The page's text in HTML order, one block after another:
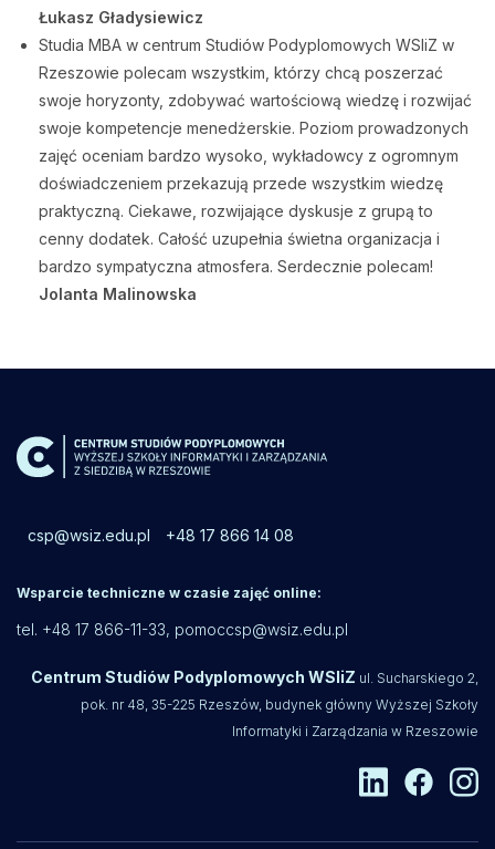
Łukasz Gładysiewicz
Studia MBA w centrum Studiów Podyplomowych WSIiZ w
Rzeszowie polecam wszystkim, którzy chcą poszerzać
swoje horyzonty, zdobywać wartościową wiedzę i rozwijać
swoje kompetencje menedżerskie. Poziom prowadzonych
zajęć oceniam bardzo wysoko, wykładowcy z ogromnym
doświadczeniem przekazują przede wszystkim wiedzę
praktyczną. Ciekawe, rozwijające dyskusje z grupą to
cenny dodatek. Całość uzupełnia świetna organizacja i
bardzo sympatyczna atmosfera. Serdecznie polecam!
Jolanta Malinowska
csp@wsiz.edu.pl +48 17 866 14 08
Wsparcie techniczne w czasie zajęć online:
tel. +48 17 866-11-33, pomoccsp@wsiz.edu.pl
Centrum Studiów Podyplomowych WSIiZ ul. Sucharskiego 2,
pok. nr 48, 35-225 Rzeszów, budynek główny Wyższej Szkoły
Informatyki i Zarządzania w Rzeszowie